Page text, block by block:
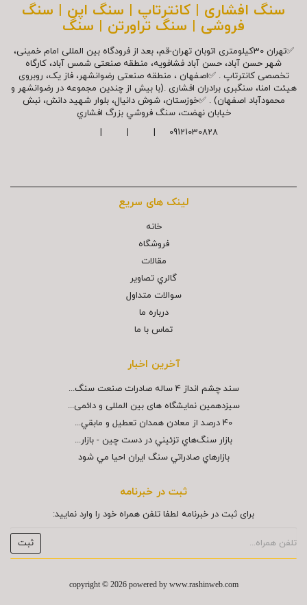
سنگ افشاری | کانترتاپ | سنگ اپن | سنگ
فروشی | سنگ تراورتن | سنگ
✅تهران 30کیلومتری اتوبان تهران-قم، بعد از فرودگاه بین المللی امام خمینی،
شهر حسن آباد، حسن آباد فشافویه، منطقه صنعتی شمس آباد، کارگاه
تخصصی کانترتاپ . ✅اصفهان ، منطقه صنعتی رضوانشهر، فاز یک، روبروی
هیئت امنا، سنگبری برادران افشاری .(با بیش از چندین مجموعه در رضوانشهر و
محمودآباد اصفهان) . ✅خوزستان، شوش دانیال، بلوار شهيد دانش، نبش
خیابان نهضت، سنگ فروشي بزرگ افشاري
09121030828 | | |
لینک های سریع
خانه
فروشگاه
مقالات
گالري تصاوير
سوالات متداول
درباره ما
تماس با ما
آخرین اخبار
سند چشم انداز ۴ ساله صادرات صنعت سنگ...
سیزدهمین نمایشگاه های بین المللی و دائمی...
40 درصد از معادن همدان تعطيل و مابقي...
بازار سنگ‌هاي تزئيني در دست چين - بازار...
بازارهاي صادراتي سنگ ايران احيا مي شود
ثبت در خبرنامه
برای ثبت در خبرنامه لطفا تلفن همراه خود را وارد نمایید:
copyright © 2026 powered by www.rashinweb.com